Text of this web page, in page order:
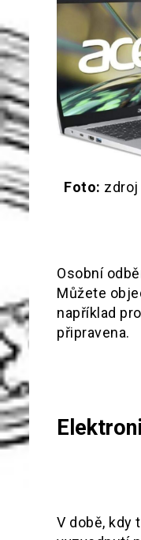
Foto: zdroj
Osobní
Můžete
například
připravena.
V době, kdy